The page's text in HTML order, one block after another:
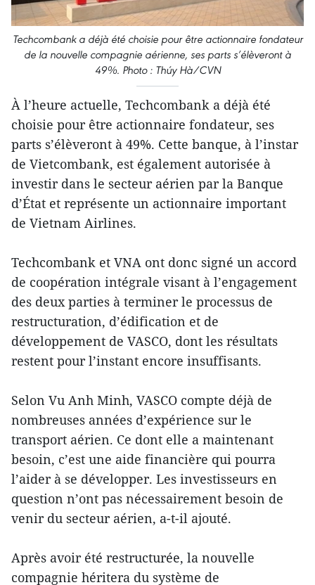
Techcombank a déjà été choisie pour être actionnaire fondateur
de la nouvelle compagnie aérienne, ses parts s’élèveront à
49%. Photo : Thúy Hà/CVN
À l’heure actuelle, Techcombank a déjà été
choisie pour être actionnaire fondateur, ses
parts s’élèveront à 49%. Cette banque, à l’instar
de Vietcombank, est également autorisée à
investir dans le secteur aérien par la Banque
d’État et représente un actionnaire important
de Vietnam Airlines.
Techcombank et VNA ont donc signé un accord
de coopération intégrale visant à l’engagement
des deux parties à terminer le processus de
restructuration, d’édification et de
développement de VASCO, dont les résultats
restent pour l’instant encore insuffisants.
Selon Vu Anh Minh, VASCO compte déjà de
nombreuses années d’expérience sur le
transport aérien. Ce dont elle a maintenant
besoin, c’est une aide financière qui pourra
l’aider à se développer. Les investisseurs en
question n’ont pas nécessairement besoin de
venir du secteur aérien, a-t-il ajouté.
Après avoir été restructurée, la nouvelle
compagnie héritera du système de